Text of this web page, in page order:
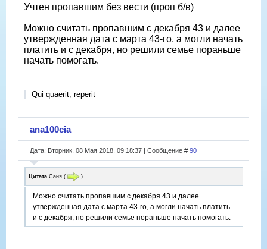
Учтен пропавшим без вести (проп б/в)
Можно считать пропавшим с декабря 43 и далее
утвержденная дата с марта 43-го, а могли начать
платить и с декабря, но решили семье пораньше
начать помогать.
Qui quaerit, reperit
ana100cia
Дата: Вторник, 08 Мая 2018, 09:18:37 | Сообщение # 90
Цитата Саня ( )
Можно считать пропавшим с декабря 43 и далее
утвержденная дата с марта 43-го, а могли начать платить
и с декабря, но решили семье пораньше начать помогать.